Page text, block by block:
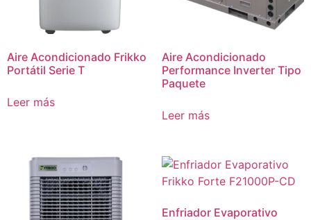
Aire Acondicionado Frikko
Portátil Serie T
Leer más
Aire Acondicionado
Performance Inverter Tipo
Paquete
Leer más
Enfriador Evaporativo